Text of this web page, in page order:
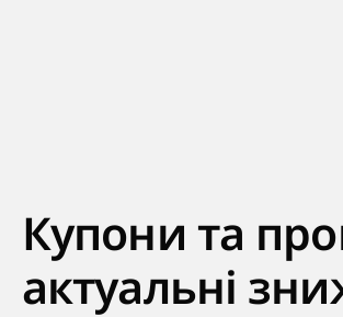
Купони та
актуальні